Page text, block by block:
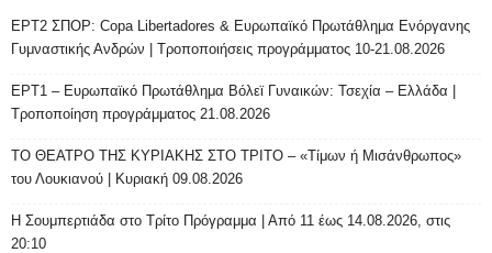
ΕΡΤ2 ΣΠΟΡ: Copa Libertadores & Ευρωπαϊκό Πρωτάθλημα Ενόργανης
Γυμναστικής Ανδρών | Τροποποιήσεις προγράμματος 10-21.08.2026
ΕΡΤ1 – Ευρωπαϊκό Πρωτάθλημα Βόλεϊ Γυναικών: Τσεχία – Ελλάδα |
Τροποποίηση προγράμματος 21.08.2026
ΤΟ ΘΕΑΤΡΟ ΤΗΣ ΚΥΡΙΑΚΗΣ ΣΤΟ ΤΡΙΤΟ – «Τίμων ή Μισάνθρωπος»
του Λουκιανού | Κυριακή 09.08.2026
H Σουμπερτιάδα στο Τρίτο Πρόγραμμα | Από 11 έως 14.08.2026, στις
20:10